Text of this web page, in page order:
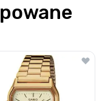
możliwe za pomocą